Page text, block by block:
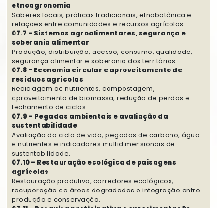
etnoagronomia
Saberes locais, práticas tradicionais, etnobotânica e
relações entre comunidades e recursos agrícolas.
07.7 – Sistemas agroalimentares, segurança e
soberania alimentar
Produção, distribuição, acesso, consumo, qualidade,
segurança alimentar e soberania dos territórios.
07.8 – Economia circular e aproveitamento de
resíduos agrícolas
Reciclagem de nutrientes, compostagem,
aproveitamento de biomassa, redução de perdas e
fechamento de ciclos.
07.9 – Pegadas ambientais e avaliação da
sustentabilidade
Avaliação do ciclo de vida, pegadas de carbono, água
e nutrientes e indicadores multidimensionais de
sustentabilidade.
07.10 – Restauração ecológica de paisagens
agrícolas
Restauração produtiva, corredores ecológicos,
recuperação de áreas degradadas e integração entre
produção e conservação.